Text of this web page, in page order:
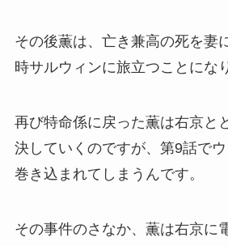
その後薫は、亡き兼高の死を妻
時サルウィンに旅立つことにな
再び特命係に戻った薫は右京と
決していくのですが、第9話で
巻き込まれてしまうんです。
その事件のさなか、薫は右京に